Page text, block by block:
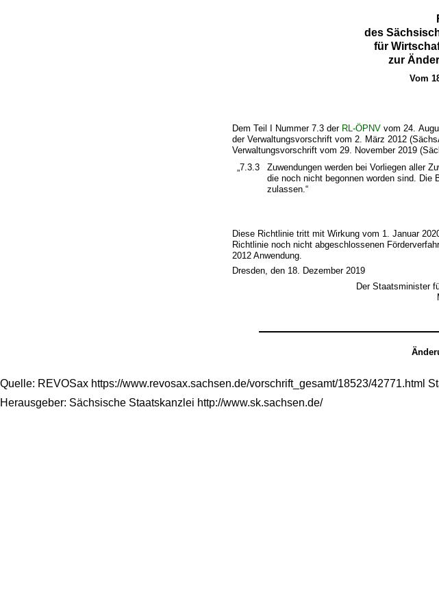
des
für
zur
Vom
Dem Teil I Nummer 7.3 der RL-ÖPNV vom 24.
der Verwaltungsvorschrift vom 2. März 2012
Verwaltungsvorschrift vom 29. November 2019
„7.3.3
Zuwendungen werden bei Vorliegen aller
die noch nicht begonnen worden sind. Die
zulassen.“
Diese Richtlinie tritt mit Wirkung vom 1. Januar
Richtlinie noch nicht abgeschlossenen
2012 Anwendung.
Dresden, den 18. Dezember 2019
Der Staatsminister
Quelle: REVOSax https://www.revosax.sachsen.de/vorschrift_gesamt/18523/42771.html
Herausgeber: Sächsische Staatskanzlei http://www.sk.sachsen.de/